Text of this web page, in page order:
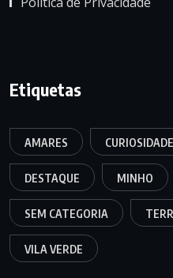
Etiquetas
AMARES
DESTAQUE MINHO
SEM CATEGORIA
VILA VERDE